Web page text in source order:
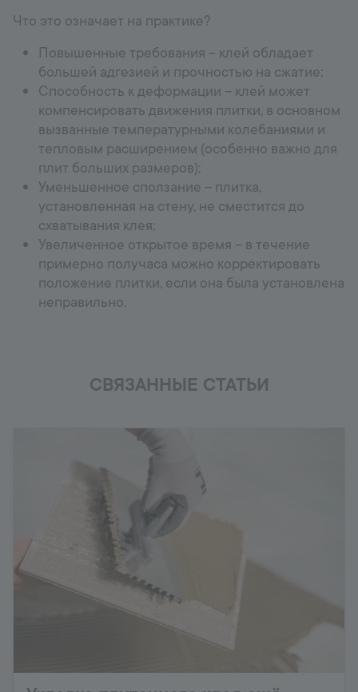
Что это означает на практике?
Повышенные требования – клей обладает
большей адгезией и прочностью на сжатие;
Способность к деформации – клей может
компенсировать движения плитки, в основном
вызванные температурными колебаниями и
тепловым расширением (особенно важно для
плит больших размеров);
Уменьшенное сползание – плитка,
установленная на стену, не сместится до
схватывания клея;
Увеличенное открытое время – в течение
примерно получаса можно корректировать
положение плитки, если она была установлена
неправильно.
СВЯЗАННЫЕ СТАТЬИ